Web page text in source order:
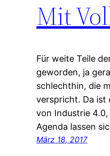
Mit
Für weite Teile
geworden, ja
schlechthin, die
verspricht. Da ist
von Industrie 4.0,
Agenda lassen
März 18, 2017